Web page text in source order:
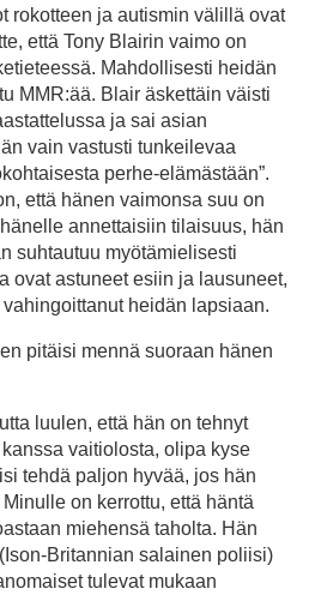
rokotteen ja autismin välillä ovat
että Tony Blairin vaimo on
Mahdollisesti heidän
MMR:ää. Blair äskettäin väisti
ja sai asian
vain vastusti tunkeilevaa
perhe-elämästään”.
että hänen vaimonsa suu on
annettaisiin tilaisuus, hän
suhtautuu myötämielisesti
ovat astuneet esiin ja lausuneet,
heidän lapsiaan.
pitäisi mennä suoraan hänen
luulen, että hän on tehnyt
vaitiolosta, olipa kyse
tehdä paljon hyvää, jos hän
on kerrottu, että häntä
miehensä taholta. Hän
Britannian salainen poliisi)
tulevat mukaan